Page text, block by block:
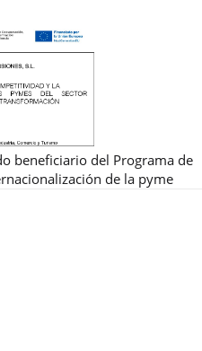
beneficiario del Programa de
de la pyme